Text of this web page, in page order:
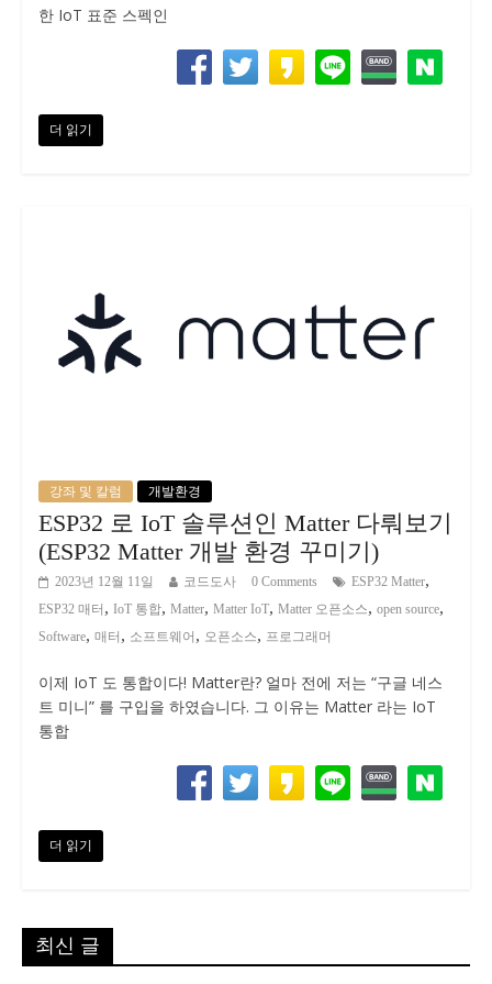
한 IoT 표준 스펙인
더 읽기
강좌 및 칼럼 개발환경
ESP32 로 IoT 솔루션인 Matter 다뤄보기
(ESP32 Matter 개발 환경 꾸미기)
2023년 12월 11일 코드도사 0 Comments ESP32 Matter,
ESP32 매터 , IoT 통합, Matter, Matter IoT, Matter 오픈소스, open source,
Software, 매터 , 소프트웨어 , 오픈소스, 프로그래머
이제 IoT 도 통합이다! Matter란? 얼마 전에 저는 “구글 네스
트 미니” 를 구입을 하였습니다. 그 이유는 Matter 라는 IoT
통합
더 읽기
최신 글